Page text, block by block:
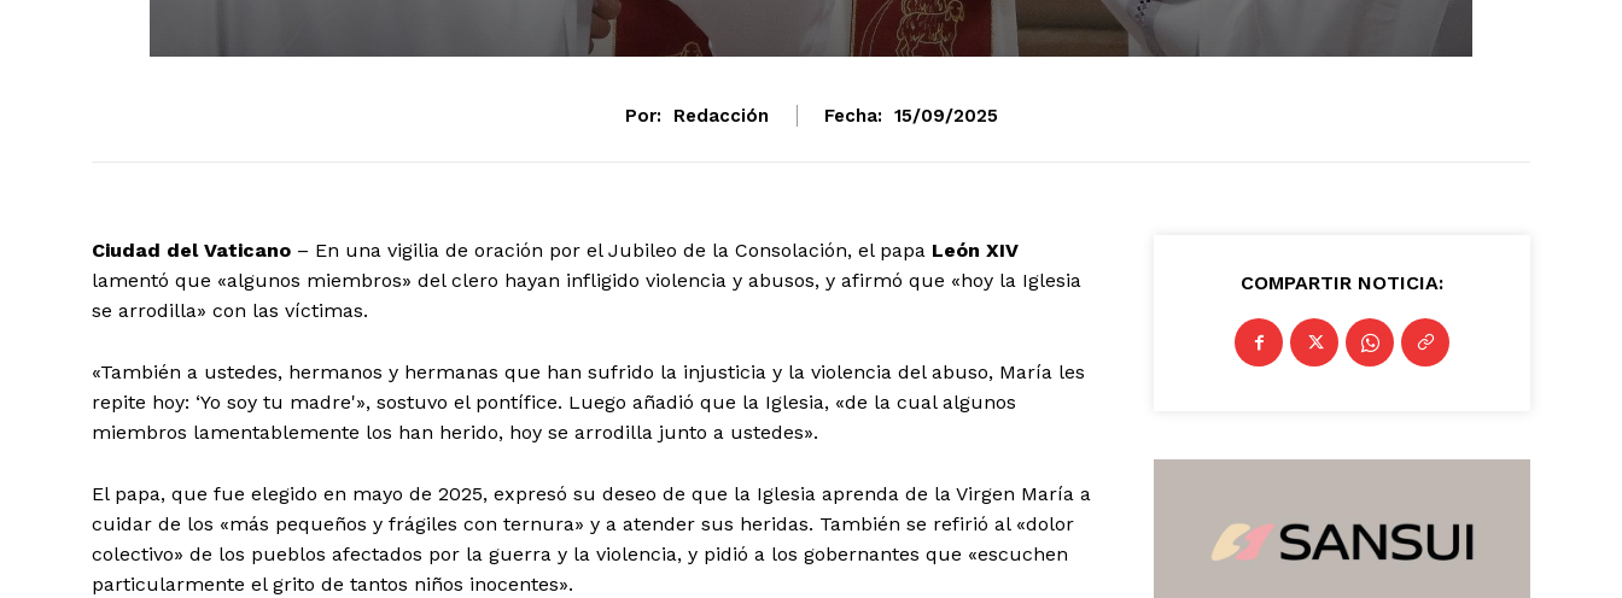
El Suplemento
Por: Redacción Fecha: 15/09/2025
Ciudad del Vaticano – En una vigilia de oración por el Jubileo de la Consolación, el papa León XIV
lamentó que «algunos miembros» del clero hayan infligido violencia y abusos, y afirmó que «hoy la Iglesia
se arrodilla» con las víctimas.
«También a ustedes, hermanos y hermanas que han sufrido la injusticia y la violencia del abuso, María les
repite hoy: ‘Yo soy tu madre'», sostuvo el pontífice. Luego añadió que la Iglesia, «de la cual algunos
miembros lamentablemente los han herido, hoy se arrodilla junto a ustedes».
El papa, que fue elegido en mayo de 2025, expresó su deseo de que la Iglesia aprenda de la Virgen María a
cuidar de los «más pequeños y frágiles con ternura» y a atender sus heridas. También se refirió al «dolor
colectivo» de los pueblos afectados por la guerra y la violencia, y pidió a los gobernantes que «escuchen
particularmente el grito de tantos niños inocentes».
COMPARTIR NOTICIA: